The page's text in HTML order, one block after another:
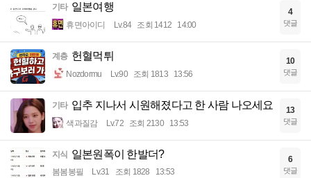
기타 일본여행
휴면아이디 Lv.84 조회 1412 14:00
4
댓글
계층 헌혈먹튀
Nozdormu Lv.90 조회 1813 13:56
10
댓글
기타 입추 지나서 시원해졌다고 한 사람 나오세요
색과질감 Lv.72 조회 2130 13:53
13
댓글
지식 일본원폭이 한발더?
봄봄봉필 Lv.31 조회 1828 13:53
6
댓글